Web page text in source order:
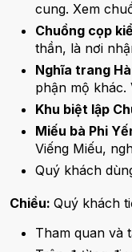
cung. Xem
Chuồng cọp
thần, là nơi
Nghĩa trang
phận mộ khác.
Khu biệt lập
Miếu bà Phi
Viếng Miếu,
Quý khách
Chiều: Quý khách
Tham quan và